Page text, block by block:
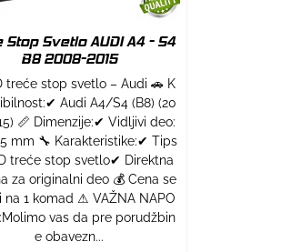
Stop Svetlo AUDI A4 - S4
B8 2008-2015
treće stop svetlo – Audi 🚗 K
Audi A4/S4 (B8) (20
📏 Dimenzije:✔ Vidljivi deo:
mm 🔧 Karakteristike:✔ Tips
treće stop svetlo✔ Direktna
za originalni deo 💰 Cena se
na 1 komad ⚠ VAŽNA NAPO
vas da pre porudžbin
e obavezn...